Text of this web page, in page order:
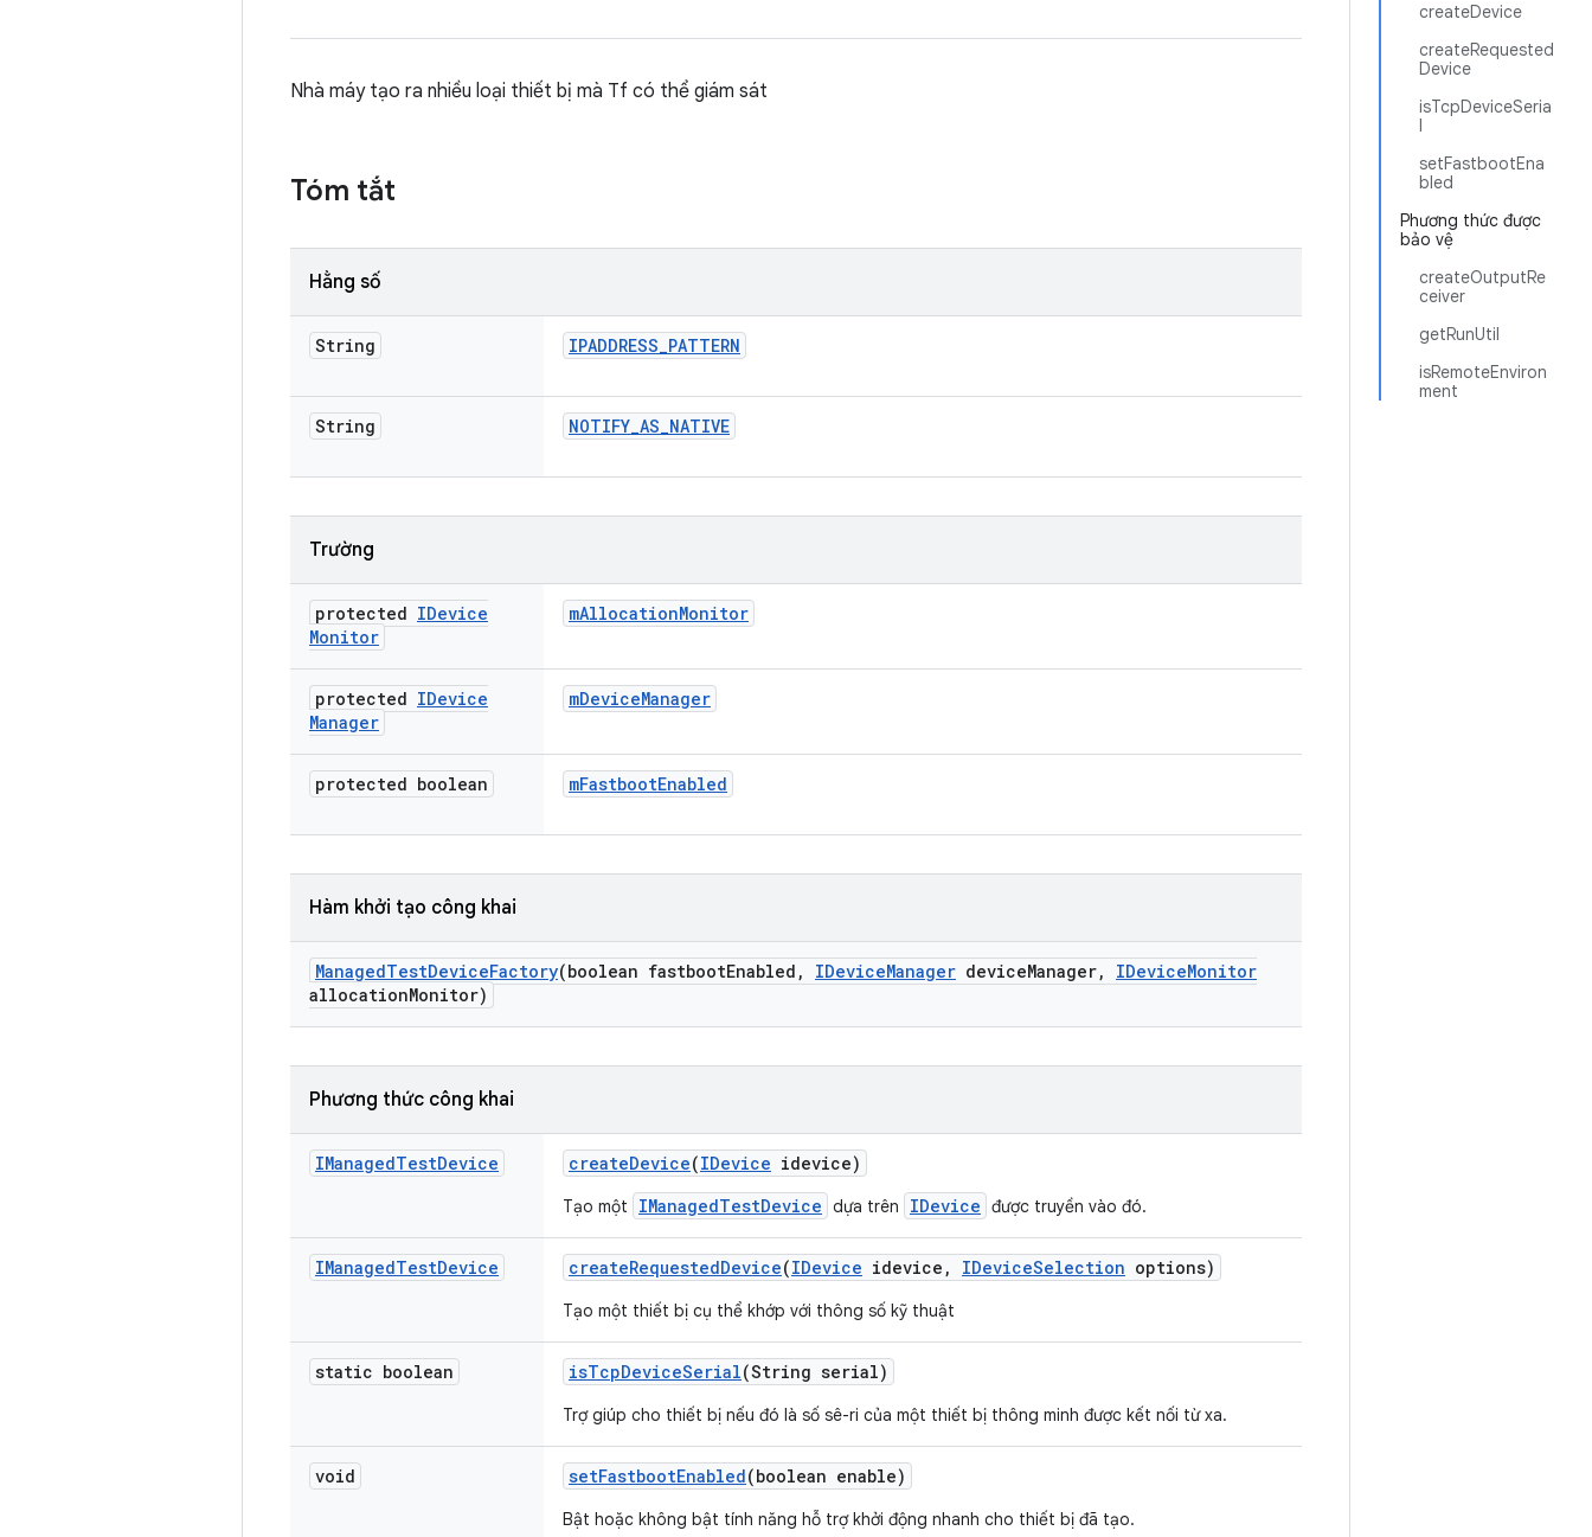
createDevice
createRequested
Device
isTcpDeviceSeria
l
setFastbootEna
bled
Phương thức được
bảo vệ
createOutputRe
ceiver
getRunUtil
isRemoteEnviron
ment
Nhà máy tạo ra nhiều loại thiết bị mà Tf có thể giám sát
Tóm tắt
Hằng số
String IPADDRESS_PATTERN
String NOTIFY_AS_NATIVE
Trường
protected IDevice
Monitor
mAllocationMonitor
protected IDevice
Manager
mDeviceManager
protected boolean mFastbootEnabled
Hàm khởi tạo công khai
ManagedTestDeviceFactory(boolean fastbootEnabled , IDeviceManager deviceManager, IDeviceMonitor
allocationMonitor)
Phương thức công khai
IManagedTestDevice createDevice(IDevice idevice)
Tạo một IManagedTestDevice dựa trên IDevice được truyền vào đó.
IManagedTestDevice createRequestedDevice(IDevice idevice , IDeviceSelection options)
Tạo một thiết bị cụ thể khớp với thông số kỹ thuật
static boolean isTcpDeviceSerial(String serial)
Trợ giúp cho thiết bị nếu đó là số sê-ri của một thiết bị thông minh được kết nối từ xa.
void setFastbootEnabled(boolean enable)
Bật hoặc không bật tính năng hỗ trợ khởi động nhanh cho thiết bị đã tạo.